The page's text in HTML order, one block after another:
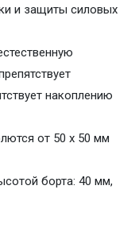
и защиты силовых
накоплению
от 50 х 50 мм
борта: 40 мм,